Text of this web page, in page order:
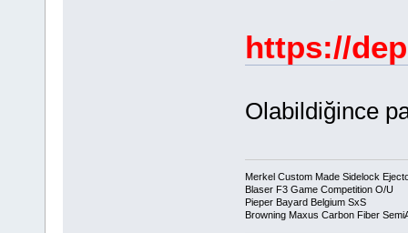
https://
Olabildiğince
Merkel Custom Made Sidelock
Blaser F3 Game Competition O/U
Pieper Bayard Belgium SxS
Browning Maxus Carbon Fiber